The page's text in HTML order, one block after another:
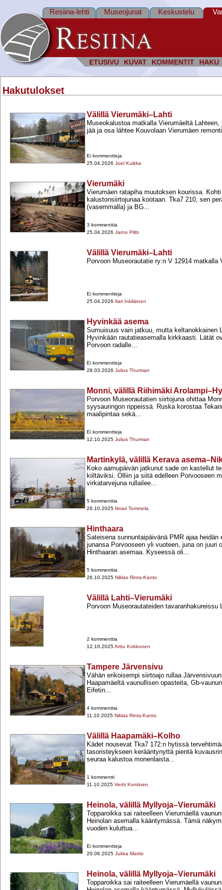
ETUSIVU KUVAT KOMMENTIT HAKU
Resiina-lehti Museojunat Keskustelu
Hakutulokset
Välillä Vierumäki–Lahti
Museokalustoa matkalla Vierumäeltä
jää ja osa lähtee Kouvolaan Vierumäen
Ei kommentteja
25.04.2026 Joel Kuikka
Vierumäki
Vierumäen ratapiha muutoksen kourissa.
kalustonsiirtojunaa kootaan. Tka7 210, sen
(vasemmalla) ja BG...
3 kommenttia
25.04.2026 Jarno Piltti
Välillä Vierumäki–Lahti
Porvoon Museorautatie ry:n V 12914 matkalla
Ei kommentteja
25.04.2026 Ilari Inkiläinen
Hyvinkää asema
Sumuisuus vain jatkuu, mutta keltanokkainen
Hyvinkään rautatieasemalla kirkkaasti. Lätät
Porvoon radalle...
Ei kommentteja
28.03.2026 Julius Thurman
Monni, välillä Riihimäki
Porvoon Museorautatien siirtojuna ohittaa
syysauringon rippeissä. Ruska korostaa
maalipintaa sekä...
Ei kommentteja
12.10.2025 Julius Thurman
Martinkylä, välillä Kerava
Koko aamupäivän jatkunut sade on kastellut
kiiltäviksi. Olliin ja siitä edelleen Porvooseen
virkatarvejuna rullailee...
5 kommenttia
26.10.2025 Ilmari Tommola
Hinthaara
Sateisena sunnuntaipäivänä PMR ajaa heidän
junansa Porvooseen yli vuoteen, juna on juuri
Hinthaaran asemaa. Kyseessä oli...
5 kommenttia
26.10.2025 Niklas Rinta-Kanto
Välillä Lahti–Vierumäki
Porvoon Museorautateiden tavaranhakureissu
2 kommenttia
12.10.2025Arttu Kokkonen
Tampere Järvensivu
Vähän erikoisempi siirtoajo rullaa
Haapamäeltä vaunullisen opasteita, Gb-​
Eifetin...
4 kommenttia
11.10.2025 Niklas Rinta-Kanto
Välillä Haapamäki–Kolho
Kädet nousevat Tka7 172:n hytissä
tasoristeykseen kerääntynyttä pientä
seuraa kalustoa monenlaista...
1 kommentti
11.10.2025 Vertti Kontinen
Heinola, välillä Myllyoja–Vierumäki
Topparoikka sai raiteelleen Vierumäellä
Heinolan asemalla kääntymässä. Tämä
vuoden kuluttua...
Ei kommentteja
20.06.2025 Jukka Martio
Heinola, välillä Myllyoja–Vierumäki
Topparoikka sai raiteelleen Vierumäellä